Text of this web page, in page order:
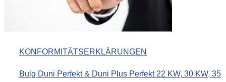
KONFORMITÄTSERKLÄRUNGEN
Bulg Duni Perfekt & Duni Plus Perfekt 22 KW, 30 KW, 35